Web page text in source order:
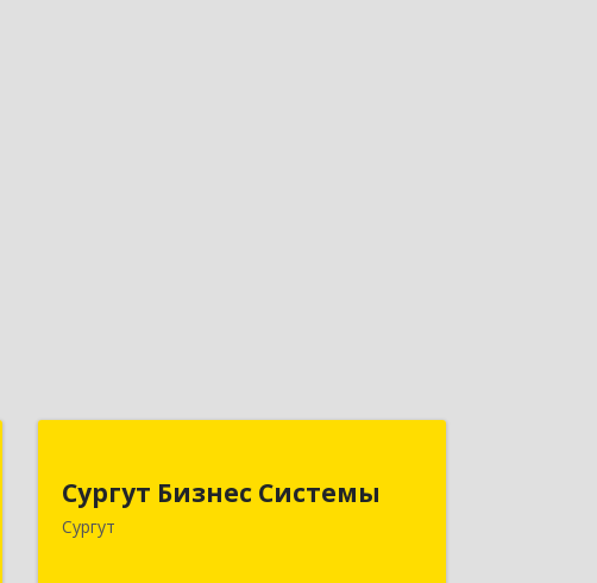
Сургут Бизнес Системы
Сургут
Автономный округ - Югра АО, Сургут